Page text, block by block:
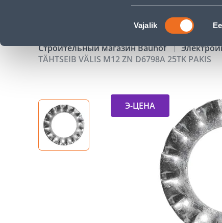
Nõusoleku
valik
Vajalik
АКЦИИ
Строительный магазин Bauhof
TÄHTSEIB VÄLIS M12 ZN D6798A 25TK PAKIS
Э-ЦЕНА